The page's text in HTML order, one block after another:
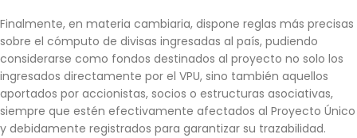
Finalmente, en materia cambiaria, dispone reglas más precisas
sobre el cómputo de divisas ingresadas al país, pudiendo
considerarse como fondos destinados al proyecto no solo los
ingresados directamente por el VPU, sino también aquellos
aportados por accionistas, socios o estructuras asociativas,
siempre que estén efectivamente afectados al Proyecto Único
y debidamente registrados para garantizar su trazabilidad.